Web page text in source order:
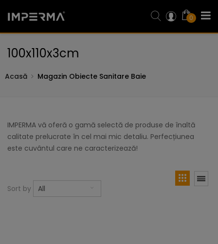
0
100x110x3cm
Acasă Magazin Obiecte Sanitare Baie
IMPERMA vă oferă o gamă selectă de produse de înaltă
calitate prelucrate în cel mai mic detaliu. Perfecțiunea
este cuvântul care ne caracterizează!
Sort by All